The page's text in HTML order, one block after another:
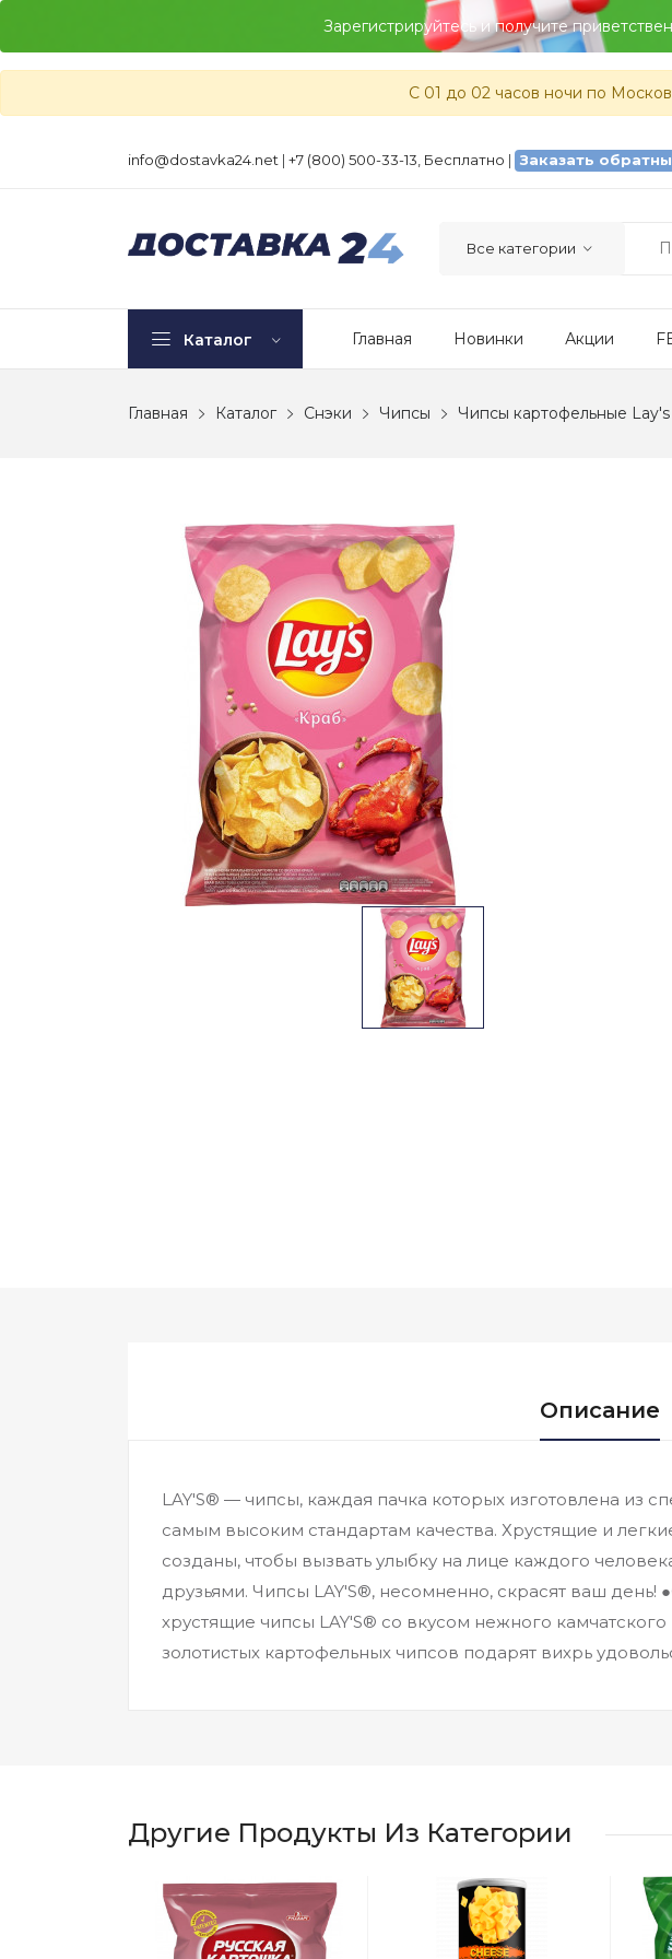
Зарегистрируйтесь и получите
С 01 до 02 часов ночи по
info@dostavka24.net | +7 (800) 500-33-13, Бесплатно | Заказать
Каталог Главная Новинки Акции
Главная Каталог Снэки Чипсы Чипсы картофельные Lay's
Описание
LAY'S® — чипсы, каждая пачка которых изготовлена из
самым высоким стандартам качества. Хрустящие и
созданы, чтобы вызвать улыбку на лице каждого
друзьями. Чипсы LAY'S®, несомненно, скрасят ваш
хрустящие чипсы LAY'S® со вкусом нежного
золотистых картофельных чипсов подарят вихрь
Другие Продукты Из Категории